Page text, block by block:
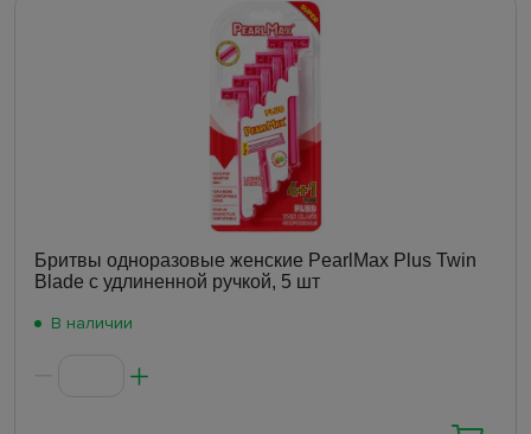
Бритвы одноразовые женские PearlMax Plus Twin
Blade с удлиненной ручкой, 5 шт
В наличии